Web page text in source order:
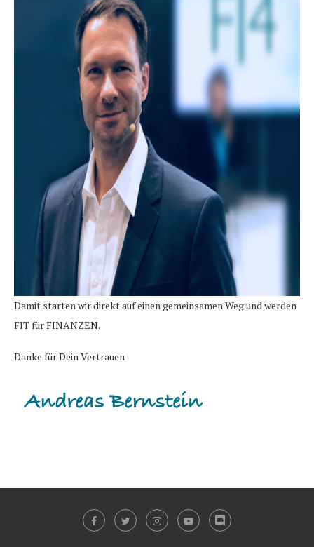
Damit starten wir direkt auf einen gemeinsamen Weg und werden
FIT für FINANZEN.
Danke für Dein Vertrauen